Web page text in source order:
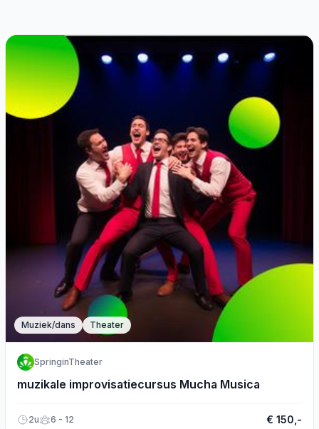
Muziek/dans Theater
SpringinTheater
muzikale improvisatiecursus Mucha Musica
2u 6 - 12 € 150,-